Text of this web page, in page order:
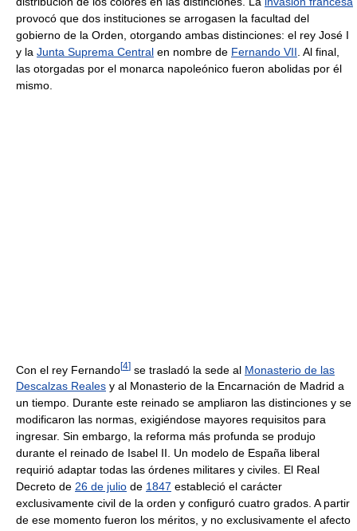
provocó que dos instituciones se arrogasen la facultad del
gobierno de la Orden, otorgando ambas distinciones: el rey José I
y la Junta Suprema Central en nombre de Fernando VII . Al final,
las otorgadas por el monarca napoleónico fueron abolidas por él
mismo.
Con el rey Fernando[4] se trasladó la sede al Monasterio de las
Descalzas Reales y al Monasterio de la Encarnación de Madrid a
un tiempo. Durante este reinado se ampliaron las distinciones y se
modificaron las normas, exigiéndose mayores requisitos para
ingresar. Sin embargo, la reforma más profunda se produjo
durante el reinado de Isabel II. Un modelo de España liberal
requirió adaptar todas las órdenes militares y civiles. El Real
Decreto de 26 de julio de 1847 estableció el carácter
exclusivamente civil de la orden y configuró cuatro grados. A partir
de ese momento fueron los méritos, y no exclusivamente el afecto